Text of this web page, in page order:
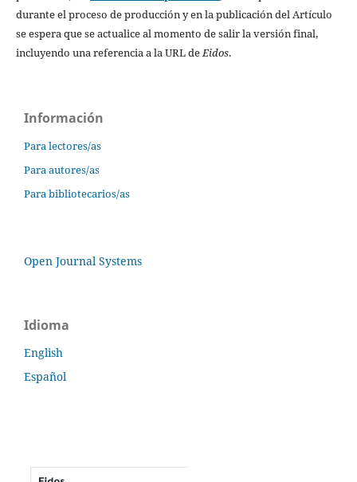
durante el proceso de producción y en la publicación del Artículo
se espera que se actualice al momento de salir la versión final,
incluyendo una referencia a la URL deEidos.
Información
Para lectores/as
Para autores/as
Para bibliotecarios/as
Open Journal Systems
Idioma
English
Español